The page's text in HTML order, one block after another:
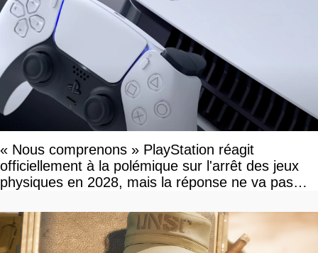
« Nous comprenons » PlayStation réagit
officiellement à la polémique sur l'arrêt des jeux
physiques en 2028, mais la réponse ne va pas